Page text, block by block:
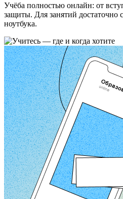
Учёба полностью онлайн: от
защиты. Для занятий достаточно
ноутбука.